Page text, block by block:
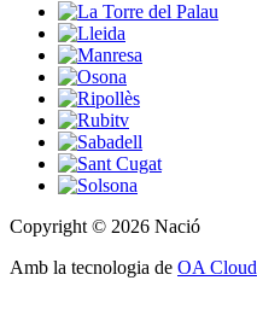
Copyright © 2026 Nació
Amb la tecnologia de OA Cloud